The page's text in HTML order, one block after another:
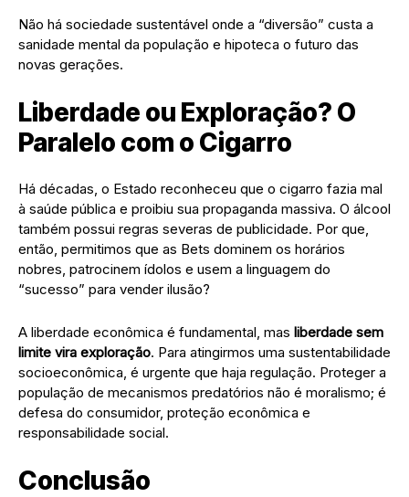
​Não há sociedade sustentável onde a “diversão” custa a
sanidade mental da população e hipoteca o futuro das
novas gerações.
​Liberdade ou Exploração? O
Paralelo com o Cigarro
​Há décadas, o Estado reconheceu que o cigarro fazia mal
à saúde pública e proibiu sua propaganda massiva. O álcool
também possui regras severas de publicidade. Por que,
então, permitimos que as Bets dominem os horários
nobres, patrocinem ídolos e usem a linguagem do
“sucesso” para vender ilusão?
​A liberdade econômica é fundamental, mas liberdade sem
limite vira exploração. Para atingirmos uma sustentabilidade
socioeconômica, é urgente que haja regulação. Proteger a
população de mecanismos predatórios não é moralismo; é
defesa do consumidor, proteção econômica e
responsabilidade social.
​Conclusão